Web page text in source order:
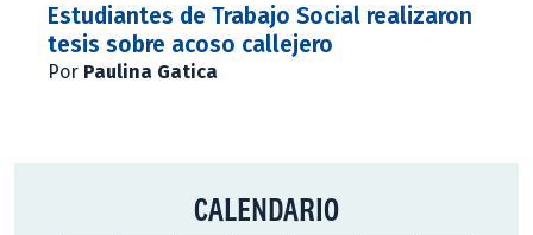
Estudiantes de Trabajo Social realizaron
tesis sobre acoso callejero
Por Paulina Gatica
CALENDARIO